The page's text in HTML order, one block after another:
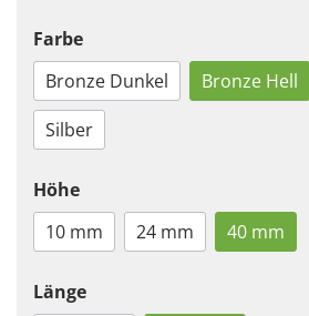
Farbe
Bronze Dunkel
Bronze Hell
Silber
Höhe
10 mm
24 mm 40 mm
Länge